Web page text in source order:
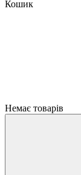
Кошик
Немає товарів